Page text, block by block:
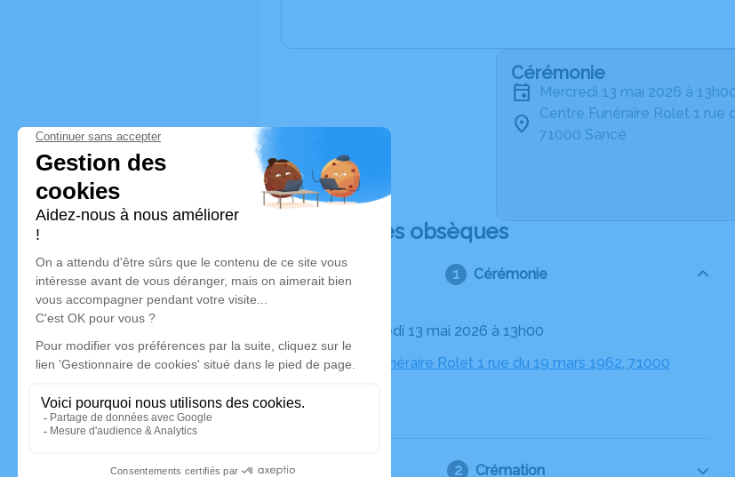
Cérémonie
mercredi 13 mai 2026 à
Centre Funéraire Rolet 1 rue
71000 Sancé
Déroulé des obsèques
Cérémonie
Le mercredi 13 mai 2026 à 13h00
Centre Funéraire Rolet 1 rue du 19 mars 1962, 71000
Crémation